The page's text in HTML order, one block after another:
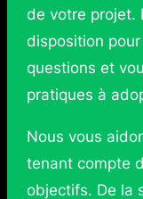
de votre projet.
disposition
questions et
pratiques à
Nous vous
tenant compte
objectifs. De la